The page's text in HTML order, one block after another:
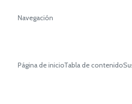
Navegación
Página de inicioTabla de